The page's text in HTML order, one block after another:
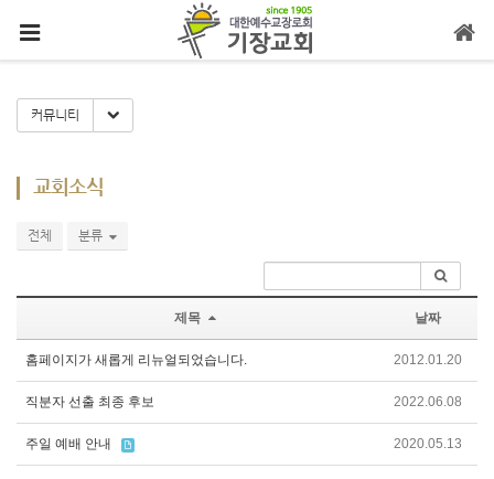
커뮤니티 Toggle Dropdown
교회소식
전체 분류
제목 날짜
홈페이지가 새롭게 리뉴얼되었습니다. 2012.01.20
직분자 선출 최종 후보 2022.06.08
주일 예배 안내 2020.05.13